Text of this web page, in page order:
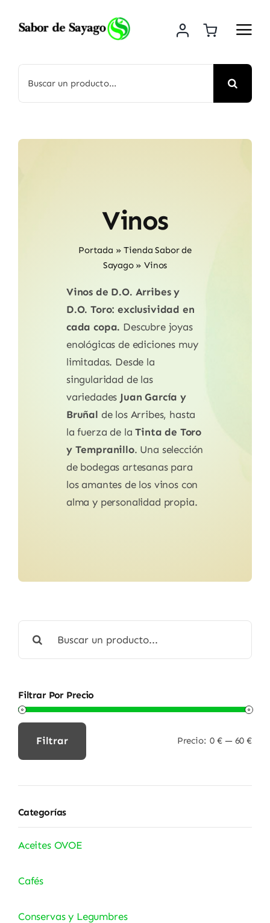
Vinos
Portada »Tienda Sabor de
Sayago»Vinos
Vinos de D.O. Arribes y
D.O. Toro: exclusividad en
cada copa. Descubre joyas
enológicas de ediciones muy
limitadas. Desde la
singularidad de las
variedades Juan García y
Bruñal de los Arribes, hasta
la fuerza de laTinta de Toro
y Tempranillo. Una selección
de bodegas artesanas para
los amantes de los vinos con
alma y personalidad propia.
Filtrar Por Precio
Filtrar Precio: 0 € — 60 €
Categorías
Aceites OVOE
Cafés
Conservas y Legumbres